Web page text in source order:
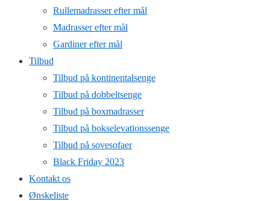
Rullemadrasser efter mål
Madrasser efter mål
Gardiner efter mål
Tilbud
Tilbud på kontinentalsenge
Tilbud på dobbeltsenge
Tilbud på boxmadrasser
Tilbud på bokselevationssenge
Tilbud på sovesofaer
Black Friday 2023
Kontakt os
Ønskeliste